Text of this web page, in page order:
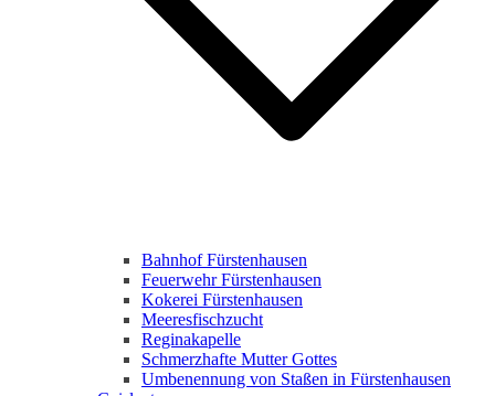
Bahnhof Fürstenhausen
Feuerwehr Fürstenhausen
Kokerei Fürstenhausen
Meeresfischzucht
Reginakapelle
Schmerzhafte Mutter Gottes
Umbenennung von Staßen in Fürstenhausen